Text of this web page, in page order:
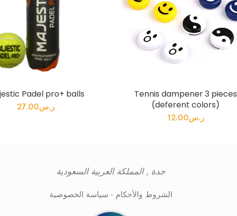
Tennis dampener 3 pieces
(deferent colors)
ر.س12.00
Padel pro+ balls
ر.س27.00
جدة , المملكة العربية السعودية
الشروط والأحكام - سياسة الخصوصية